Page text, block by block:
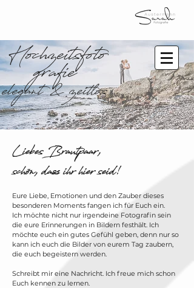
Hochzeitsfoto
grafie
elegant & zeitlos
Liebes Brautpaar,
schön, dass ihr hier seid!
Eure Liebe, Emotionen und den Zauber dieses
besonderen Moments fangen ich für Euch ein.
Ich möchte nicht nur irgendeine Fotografin sein
die eure Erinnerungen in Bildern festhält. Ich
möchte euch ein gutes Gefühl geben, denn nur so
kann ich euch die Bilder von eurem Tag zaubern,
die euch begeistern werden.
Schreibt mir eine Nachricht. Ich freue mich schon
Euch kennen zu lernen.